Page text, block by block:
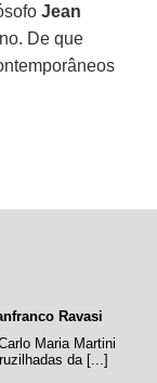
Jean
De que
Ravasi
Maria Martini
da [...]